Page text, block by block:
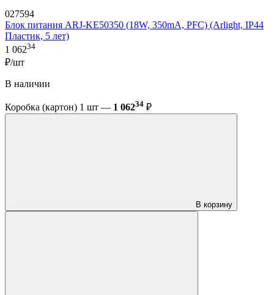
027594
Блок питания ARJ-KE50350 (18W, 350mA, PFC) (Arlight, IP44
Пластик, 5 лет)
1 06234
₽/шт
В наличии
Коробка (картон) 1 шт — 1 06234 ₽
В корзину